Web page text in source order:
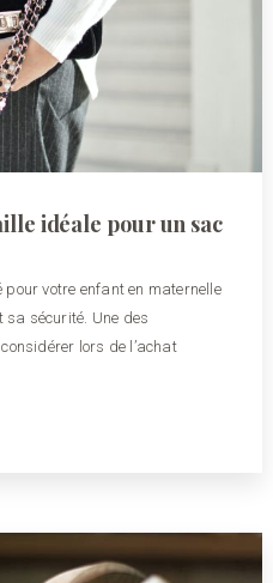
idéale pour un sac
pour votre enfant en maternelle
sa sécurité. Une des
lors de l’achat